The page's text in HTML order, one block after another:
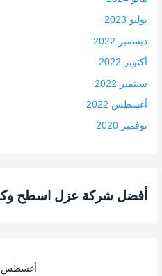
يوليو 2023
ديسمبر 2022
أكتوبر 2022
سبتمبر 2022
أغسطس 2022
نوفمبر 2020
أفضل شركة عزل اسطح
أغسطس 2026